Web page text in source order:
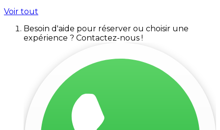
Voir tout
Besoin d'aide pour réserver ou choisir une
expérience ? Contactez-nous !